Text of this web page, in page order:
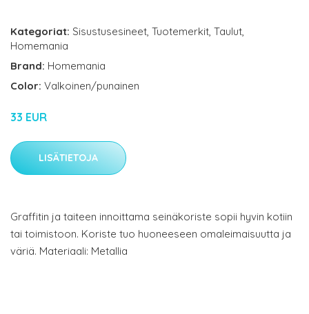
Kategoriat: Sisustusesineet, Tuotemerkit, Taulut,
Homemania
Brand: Homemania
Color: Valkoinen/punainen
33 EUR
LISÄTIETOJA
Graffitin ja taiteen innoittama seinäkoriste sopii hyvin kotiin
tai toimistoon. Koriste tuo huoneeseen omaleimaisuutta ja
väriä. Materiaali: Metallia